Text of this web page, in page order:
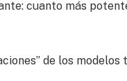
cuanto más
de los